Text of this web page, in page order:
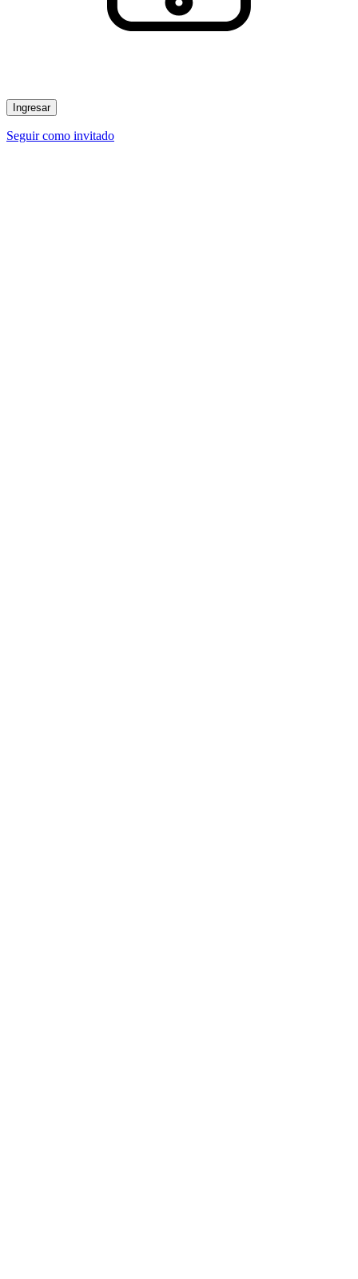
Ingresar
Seguir como invitado